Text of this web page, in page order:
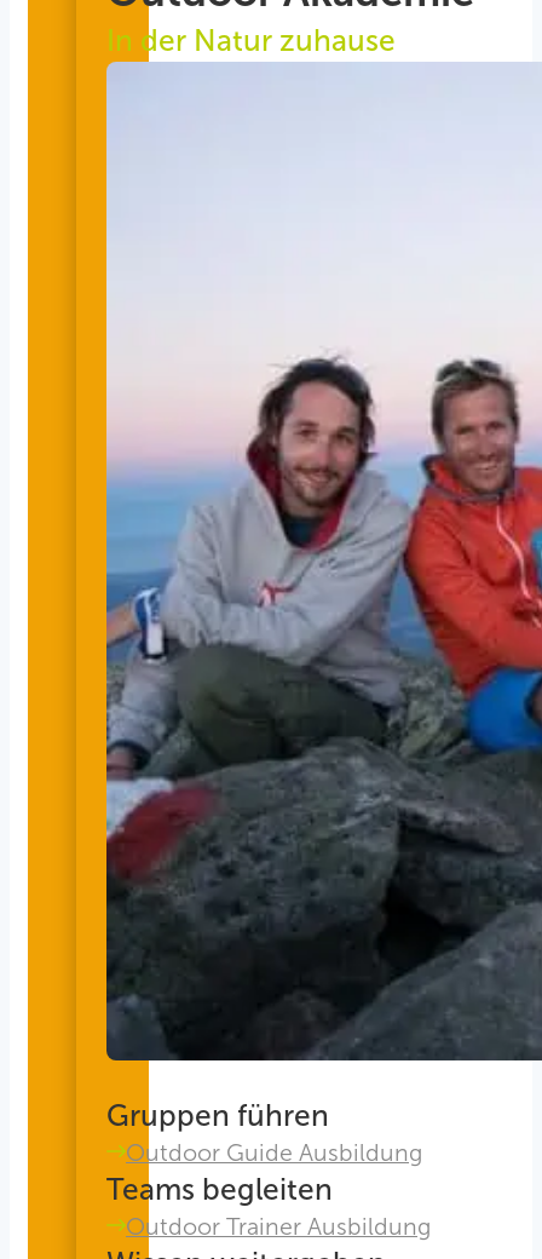
In der Natur zuhause
Gruppen führen
Outdoor Guide Ausbildung
Teams begleiten
Outdoor Trainer Ausbildung